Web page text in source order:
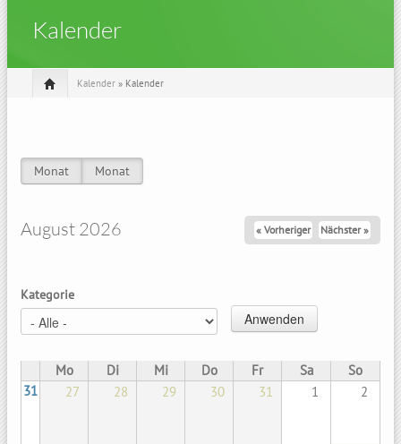
Kalender
Kalender » Kalender
Haupt-Reiter
Monat (aktiver Reiter)
Monat
August 2026 « Vorheriger Nächster »
Kategorie
Mo Di Mi Do Fr Sa
So
31
27 28 29 30 31 1 2